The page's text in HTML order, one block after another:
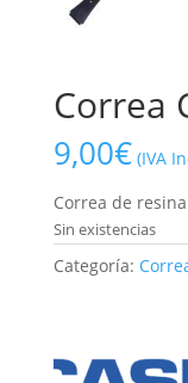
Correa
9,00€ (IVA
Correa de
Sin existencias
Categoría: